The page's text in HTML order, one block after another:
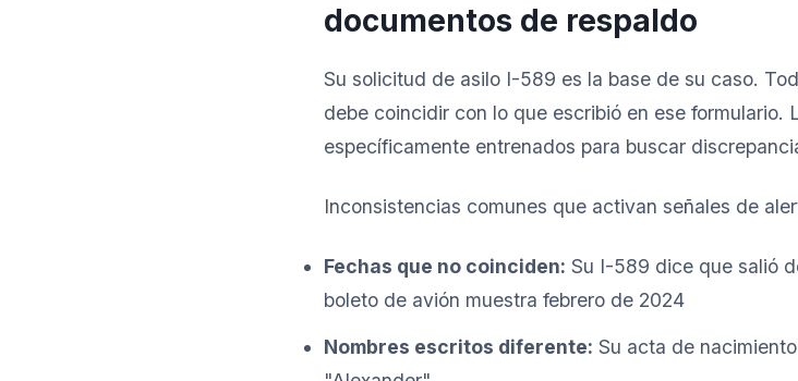
documentos de respaldo
Su solicitud de asilo I-589 es la base de su caso.
debe coincidir con lo que escribió en ese formulario.
específicamente entrenados para buscar
Inconsistencias comunes que activan señales de
Fechas que no coinciden: Su I-589 dice que salió
boleto de avión muestra febrero de 2024
Nombres escritos diferente: Su acta de